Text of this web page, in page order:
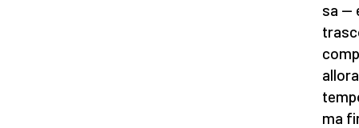
sa —
ma